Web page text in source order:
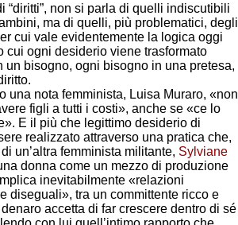
“diritti”, non si parla di quelli indiscutibili
ma di quelli, più problematici, degli
cui vale evidentemente la logica oggi
cui ogni desiderio viene trasformato
un bisogno, ogni bisogno in una pretesa,
una nota femminista, Luisa Muraro, «non
figli a tutti i costi», anche se «ce lo
E il più che legittimo desiderio di
realizzato attraverso una pratica che,
un’altra femminista militante, Sylviane
donna come un mezzo di produzione
inevitabilmente «relazioni
diseguali», tra un committente ricco e
accetta di far crescere dentro di sé